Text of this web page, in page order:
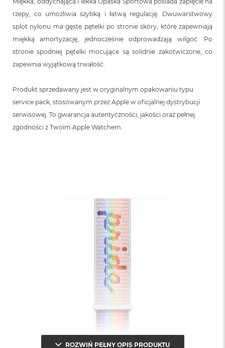
rzepy, co umożliwia szybką i łatwą regulację. Dwuwarstwowy
splot nylonu ma gęste pętelki po stronie skóry, które zapewniają
miękką amortyzację, jednocześnie odprowadzają wilgoć. Po
stronie spodniej pętelki mocujące są solidnie zakotwiczone, co
zapewnia wyjątkową trwałość.
Produkt sprzedawany jest w oryginalnym opakowaniu typu
service pack, stosowanym przez Apple w oficjalnej dystrybucji
serwisowej. To gwarancja autentyczności, jakości oraz pełnej
zgodności z Twoim Apple Watchem.
ROZWIŃ PEŁNY OPIS PRODUKTU